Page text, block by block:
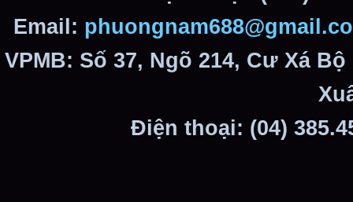
Email:
VPMB: Số 37, Ngõ 214, Cư Xá
Điện thoại: (04)